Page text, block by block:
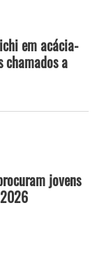
em acácia-
chamados a
jovens